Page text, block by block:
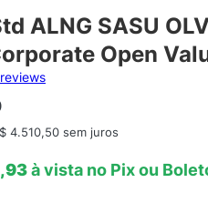
ALNG SASU
Open
4.510,50 sem juros
à vista no Pix ou